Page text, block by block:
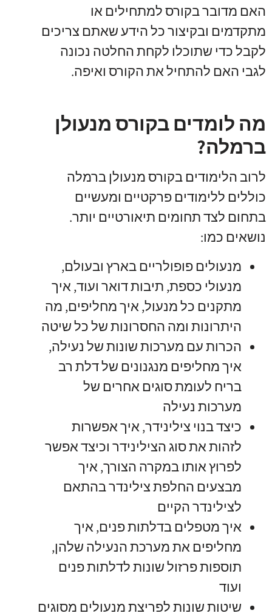
האם מדובר בקורס למתחילים או
מתקדמים ובקיצור כל הידע שאתם צריכים
לקבל כדי שתוכלו לקחת החלטה נכונה
לגבי האם להתחיל את הקורס ואיפה.
מה לומדים בקורס מנעולן
ברמלה?
לרוב הלימודים בקורס מנעולן ברמלה
כוללים ללימודים פרקטיים ומעשיים
בתחום לצד תחומים תיאורטיים יותר.
נושאים כמו:
מנעולים פופולריים בארץ ובעולם,
מנעולי כספת, תיבות דואר ועוד,איך
מתקנים כל מנעול,איך מחליפים, מה
היתרונות ומה החסרונות של כל שיטה
הכרות עם מערכות שונות של נעילה,
איך מחליפים מנגנונים של דלת רב
בריח לעומת סוגים אחרים של
מערכות נעילה
כיצד בנוי צילינידר,איך אפשרות
לזהות את סוג הצילינידר וכיצד אפשר
לפרוץ אותו במקרה הצורך,איך
מבצעים החלפת צילינדר בהתאם
לצילינדר הקיים
איך מטפלים בדלתות פנים,איך
מחליפים את מערכת הנעילה שלהן,
תוספות פרזול שונות לדלתות פנים
ועוד
שיטות שונות לפריצת מנעולים מסוגים